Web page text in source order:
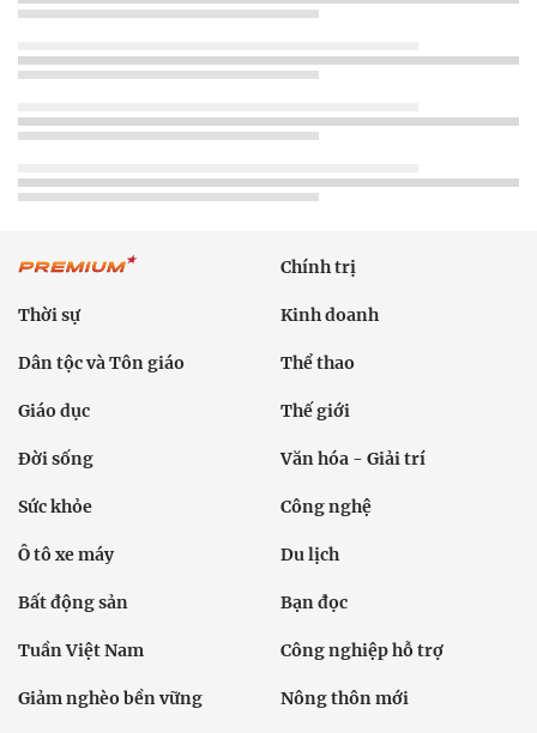
Chính trị
Thời sự Kinh doanh
Dân tộc và Tôn giáo Thể thao
Giáo dục Thế giới
Đời sống Văn hóa - Giải trí
Sức khỏe Công nghệ
Ô tô xe máy Du lịch
Bất động sản Bạn đọc
Tuần Việt Nam Công nghiệp hỗ trợ
Giảm nghèo bền vững Nông thôn mới